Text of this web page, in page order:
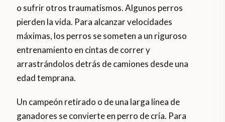
o sufrir otros traumatismos. Algunos perros
pierden la vida. Para alcanzar velocidades
máximas, los perros se someten a un riguroso
entrenamiento en cintas de correr y
arrastrándolos detrás de camiones desde una
edad temprana.
Un campeón retirado o de una larga línea de
ganadores se convierte en perro de cría. Para